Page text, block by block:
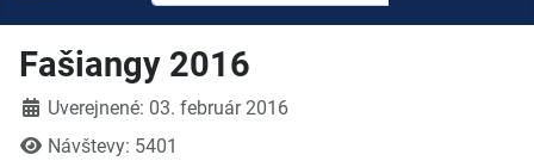
Fašiangy 2016
DetailyUverejnené: 03. február 2016
Návštevy: 5401